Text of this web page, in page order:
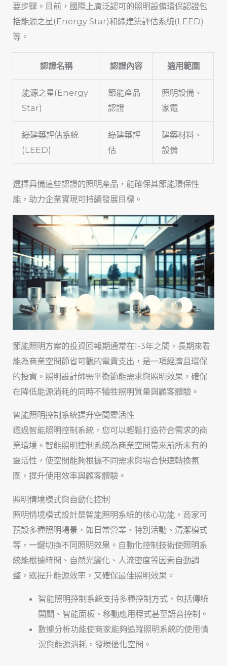
要步驟。目前，國際上廣泛認可的照明設備環保認證包
括能源之星(Energy Star)和綠建築評估系統(LEED)
等。
認證名稱 認證內容 適用範圍
能源之星(Energy
Star)
節能產品
認證
照明設備、
家電
綠建築評估系統
(LEED)
綠建築評
估
建築材料、
設備
選擇具備這些認證的照明產品，能確保其節能環保性
能，助力企業實現可持續發展目標。
節能照明方案的投資回報期通常在1-3年之間，長期來看
能為商業空間節省可觀的電費支出，是一項經濟且環保
的投資。照明設計師需平衡節能需求與照明效果，確保
在降低能源消耗的同時不犧牲照明質量與顧客體驗。
智能照明控制系統提升空間靈活性
透過智能照明控制系統，您可以輕鬆打造符合需求的商
業環境。智能照明控制系統為商業空間帶來前所未有的
靈活性，使空間能夠根據不同需求與場合快速轉換氛
圍，提升使用效率與顧客體驗。
照明情境模式與自動化控制
照明情境模式設計是智能照明系統的核心功能，商家可
預設多種照明場景，如日常營業、特別活動、清潔模式
等，一鍵切換不同照明效果。自動化控制技術使照明系
統能根據時間、自然光變化、人流密度等因素自動調
整，既提升能源效率，又確保最佳照明效果。
智能照明控制系統支持多種控制方式，包括傳統
開關、智能面板、移動應用程式甚至語音控制。
數據分析功能使商家能夠追蹤照明系統的使用情
況與能源消耗，發現優化空間。